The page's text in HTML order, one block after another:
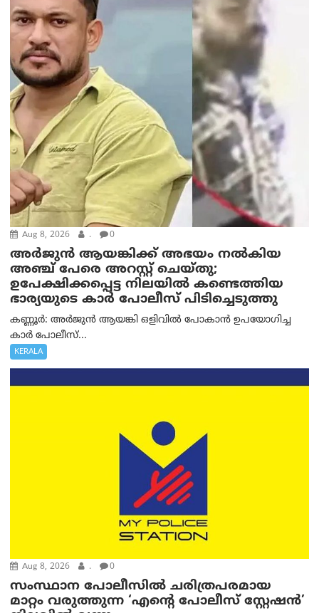
Aug 8, 2026 . 0
അര്‍ജുന്‍ ആയങ്കിക്ക് അഭയം നല്‍കിയ
അഞ്ച് പേരെ അറസ്റ്റ് ചെയ്തു;
ഉപേക്ഷിക്കപ്പെട്ട നിലയില്‍ കണ്ടെത്തിയ
ഭാര്യയുടെ കാര്‍ പോലീസ് പിടിച്ചെടുത്തു
കണ്ണൂർ: അർജുൻ ആയങ്കി ഒളിവിൽ പോകാൻ ഉപയോഗിച്ച
കാർ പോലീസ്...
KERALA
Aug 8, 2026 . 0
സംസ്ഥാന പോലീസിൽ ചരിത്രപരമായ
മാറ്റം വരുത്തുന്ന ‘എന്റെ പോലീസ് സ്റ്റേഷൻ’